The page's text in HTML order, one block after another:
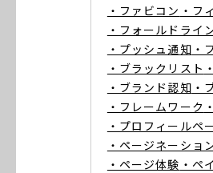
・ファビコン ・フ
・フォールドライ
・プッシュ通知 ・
・ブラックリスト
・ブランド認知 ・
・フレームワーク
・プロフィールペ
・ページネーショ
・ページ体験 ・ペ